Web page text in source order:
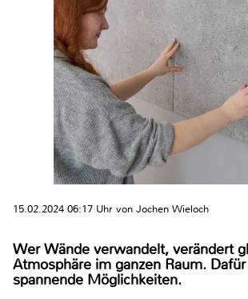
15.02.2024 06:17 Uhr von Jochen Wieloch
Wer Wände verwandelt, verändert
Atmosphäre im ganzen Raum.
spannende Möglichkeiten.